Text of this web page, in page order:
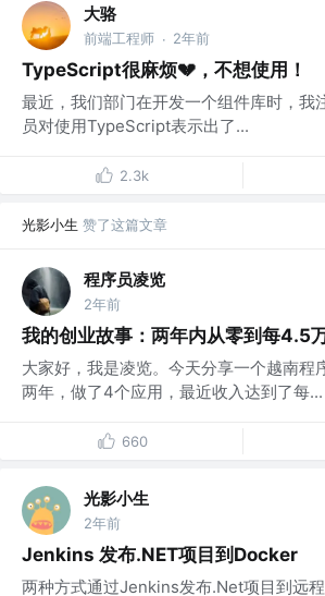
大骆
前端工程师 · 2年前
TypeScript很麻烦💔，不想使用！
最近，我们部门在开发一个组件库时，我
员对使用TypeScript表示出了...
2.3k
光影小生 赞了这篇文章
程序员凌览
2年前
我的创业故事：两年内从零到每4.5
大家好，我是凌览。今天分享一个越南程
两年，做了4个应用，最近收入达到了每...
660
光影小生
2年前
Jenkins 发布.NET项目到Docker
两种方式通过Jenkins发布.Net项目到远